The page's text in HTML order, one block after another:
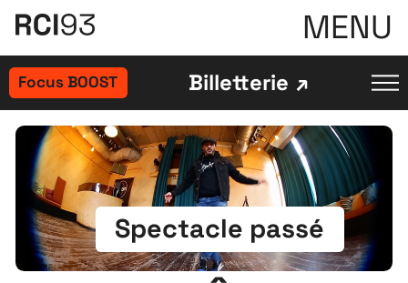
MENU
Focus BOOST Billetterie
Spectacle passé